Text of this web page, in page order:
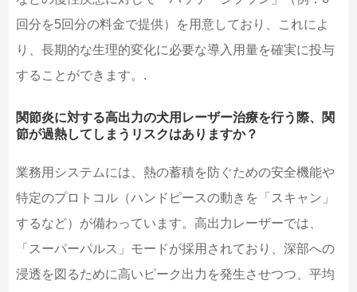
回分を5回分の料金で提供）を用意しており、これによ
り、長期的な生理的変化に必要な導入用量を確実に投与
することができます。.
関節炎に対する高出力の犬用レーザー治療を行う際、関
節が過熱してしまうリスクはありますか？
業務用システムには、熱の蓄積を防ぐための安全機能や
特定のプロトコル（ハンドピースの動きを「スキャン」
するなど）が備わっています。高出力レーザーでは、
「スーパーパルス」モードが採用されており、深部への
浸透を図るために高いピーク出力を発生させつつ、平均